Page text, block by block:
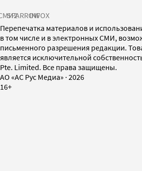
SPARROWINFOX
Перепечатка материалов и
в том числе и в электронных СМИ,
письменного разрешения редакции.
является исключительной
Pte. Limited. Все права защищены.
AO «АС Рус Медиа» · 2026
16+